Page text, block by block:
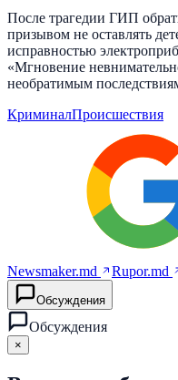
После трагедии ГИП
призывом не оставлять
исправностью
«Мгновение
необратимым
КриминалПроисшествия
Newsmaker.md
Rupor.md
Обсуждения
Обсуждения
×